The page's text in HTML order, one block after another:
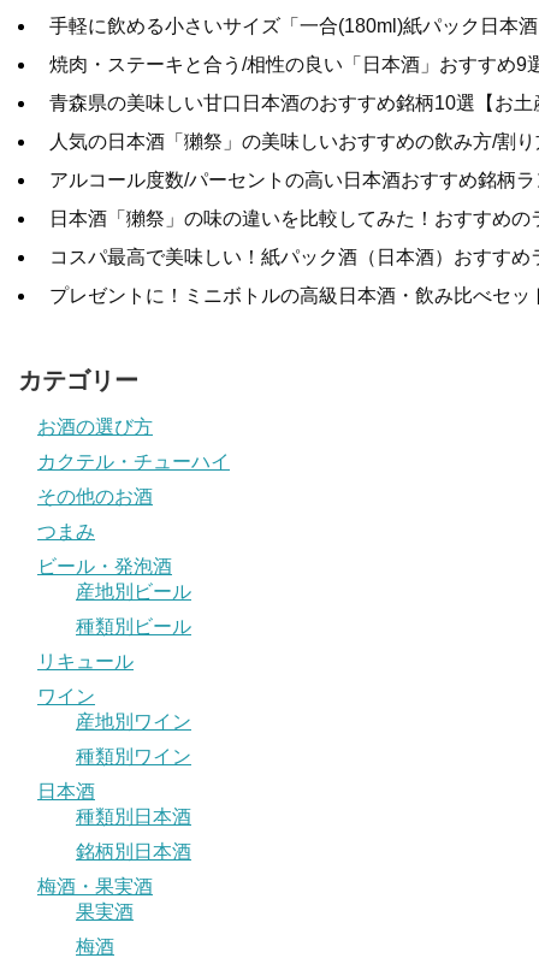
手軽に飲める小さいサイズ「一合(180ml)紙パック日本
焼肉・ステーキと合う/相性の良い「日本酒」おすすめ9
青森県の美味しい甘口日本酒のおすすめ銘柄10選【お土
人気の日本酒「獺祭」の美味しいおすすめの飲み方/割
アルコール度数/パーセントの高い日本酒おすすめ銘柄
日本酒「獺祭」の味の違いを比較してみた！おすすめの
コスパ最高で美味しい！紙パック酒（日本酒）おすすめ
プレゼントに！ミニボトルの高級日本酒・飲み比べセッ
カテゴリー
お酒の選び方
カクテル・チューハイ
その他のお酒
つまみ
ビール・発泡酒
産地別ビール
種類別ビール
リキュール
ワイン
産地別ワイン
種類別ワイン
日本酒
種類別日本酒
銘柄別日本酒
梅酒・果実酒
果実酒
梅酒